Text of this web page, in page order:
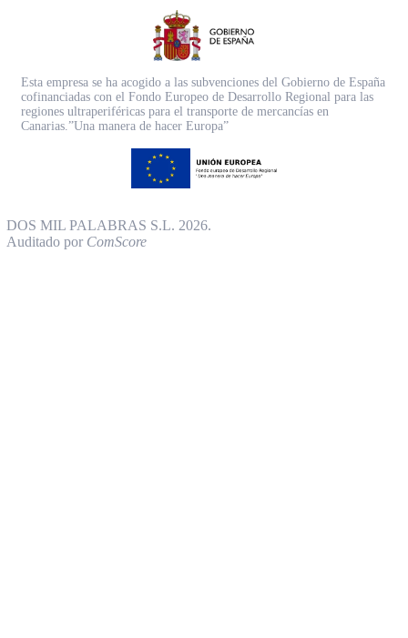
Esta empresa se ha acogido a las subvenciones del Gobierno de España
cofinanciadas con el Fondo Europeo de Desarrollo Regional para las
regiones ultraperiféricas para el transporte de mercancías en
Canarias.”Una manera de hacer Europa”
DOS MIL PALABRAS S.L. 2026.
Auditado por ComScore